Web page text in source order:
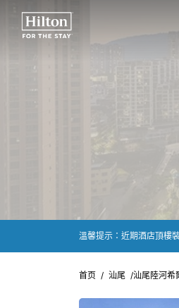
首页 / 汕尾 /汕尾陸河希